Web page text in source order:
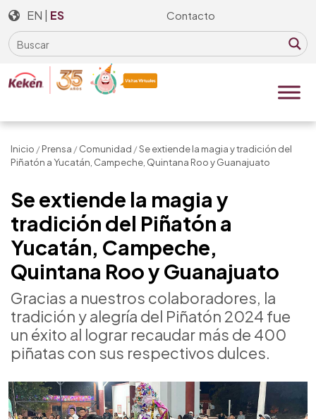
Skip
to
the
content
EN ES Contacto
Inicio /Prensa /Comunidad /Se extiende la magia y tradición del
Piñatón a Yucatán, Campeche, Quintana Roo y Guanajuato
Se extiende la magia y
tradición del Piñatón a
Yucatán, Campeche,
Quintana Roo y Guanajuato
Gracias a nuestros colaboradores, la
tradición y alegría del Piñatón 2024 fue
un éxito al lograr recaudar más de 400
piñatas con sus respectivos dulces.